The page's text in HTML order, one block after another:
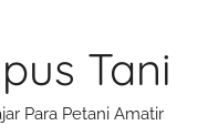
Tani
Para Petani Amatir